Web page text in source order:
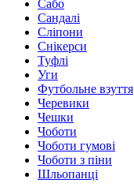
Сабо
Сандалі
Сліпони
Снікерси
Туфлі
Уги
Футбольне взуття
Черевики
Чешки
Чоботи
Чоботи гумові
Чоботи з піни
Шльопанці